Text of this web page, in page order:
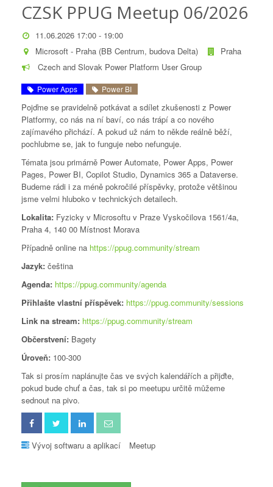
CZSK PPUG Meetup 06/2026
11.06.2026 17:00 - 19:00
Microsoft - Praha (BB Centrum, budova Delta)
Praha
Czech and Slovak Power Platform User Group
Power Apps Power BI
Pojďme se pravidelně potkávat a sdílet zkušenosti z Power
Platformy, co nás na ní baví, co nás trápí a co nového
zajímavého přichází. A pokud už nám to někde reálně běží,
pochlubme se, jak to funguje nebo nefunguje.
Témata jsou primárně Power Automate, Power Apps, Power
Pages, Power BI, Copilot Studio, Dynamics 365 a Dataverse.
Budeme rádi i za méně pokročilé příspěvky, protože většinou
jsme velmi hluboko v technických detailech.
Lokalita: Fyzicky v Microsoftu v Praze Vyskočilova 1561/4a,
Praha 4, 140 00 Místnost Morava
Případně online na https://ppug.community/stream
Jazyk: čeština
Agenda: https://ppug.community/agenda
Přihlašte vlastní příspěvek: https://ppug.community/sessions
Link na stream: https://ppug.community/stream
Občerstvení: Bagety
Úroveň: 100-300
Tak si prosím naplánujte čas ve svých kalendářích a přijďte,
pokud bude chuť a čas, tak si po meetupu určitě můžeme
sednout na pivo.
Vývoj softwaru a aplikací Meetup